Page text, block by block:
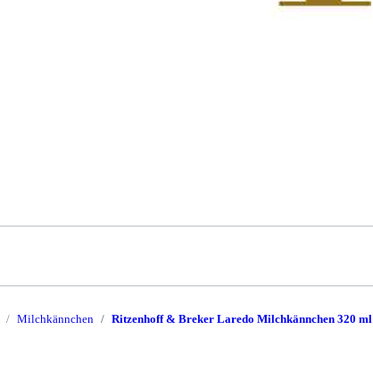
Milchkännchen Ritzenhoff & Breker Laredo Milchkännchen 320 ml